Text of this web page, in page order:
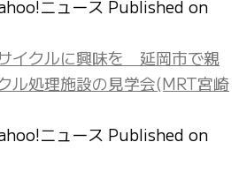
ニュース Published on
イクルに興味を 延岡市で親
ル処理施設の見学会(MRT宮崎
ニュース Published on